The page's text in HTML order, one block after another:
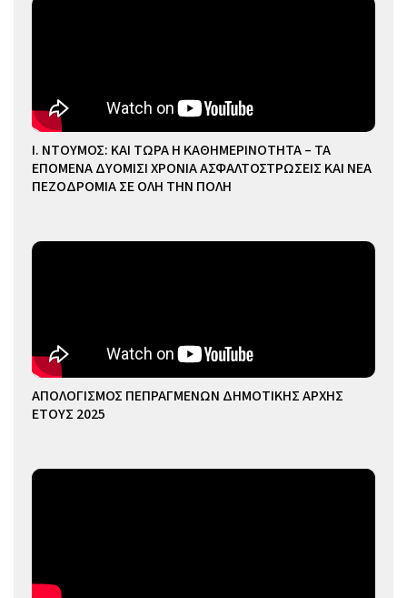
Ι. ΝΤΟΥΜΟΣ: ΚΑΙ ΤΩΡΑ Η ΚΑΘΗΜΕΡΙΝΟΤΗΤΑ – ΤΑ
ΕΠΟΜΕΝΑ ΔΥΟΜΙΣΙ ΧΡΟΝΙΑ ΑΣΦΑΛΤΟΣΤΡΩΣΕΙΣ ΚΑΙ ΝΕΑ
ΠΕΖΟΔΡΟΜΙΑ ΣΕ ΟΛΗ ΤΗΝ ΠΟΛΗ
ΑΠΟΛΟΓΙΣΜΟΣ ΠΕΠΡΑΓΜΕΝΩΝ ΔΗΜΟΤΙΚΗΣ ΑΡΧΗΣ
ΕΤΟΥΣ 2025